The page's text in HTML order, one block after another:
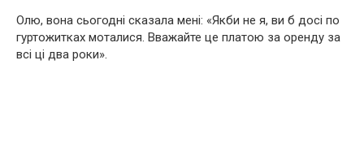
Олю, вона сьогодні сказала мені: «Якби не я, ви б досі по
гуртожитках моталися. Вважайте це платою за оренду за
всі ці два роки».